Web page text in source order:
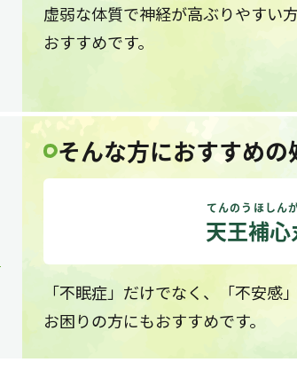
虚弱な体質で神経が高ぶりやすい
おすすめです。
そんな方におすすめの
天王補心
てんのうほしん
「不眠症」だけでなく、「不安感
お困りの方にもおすすめです。